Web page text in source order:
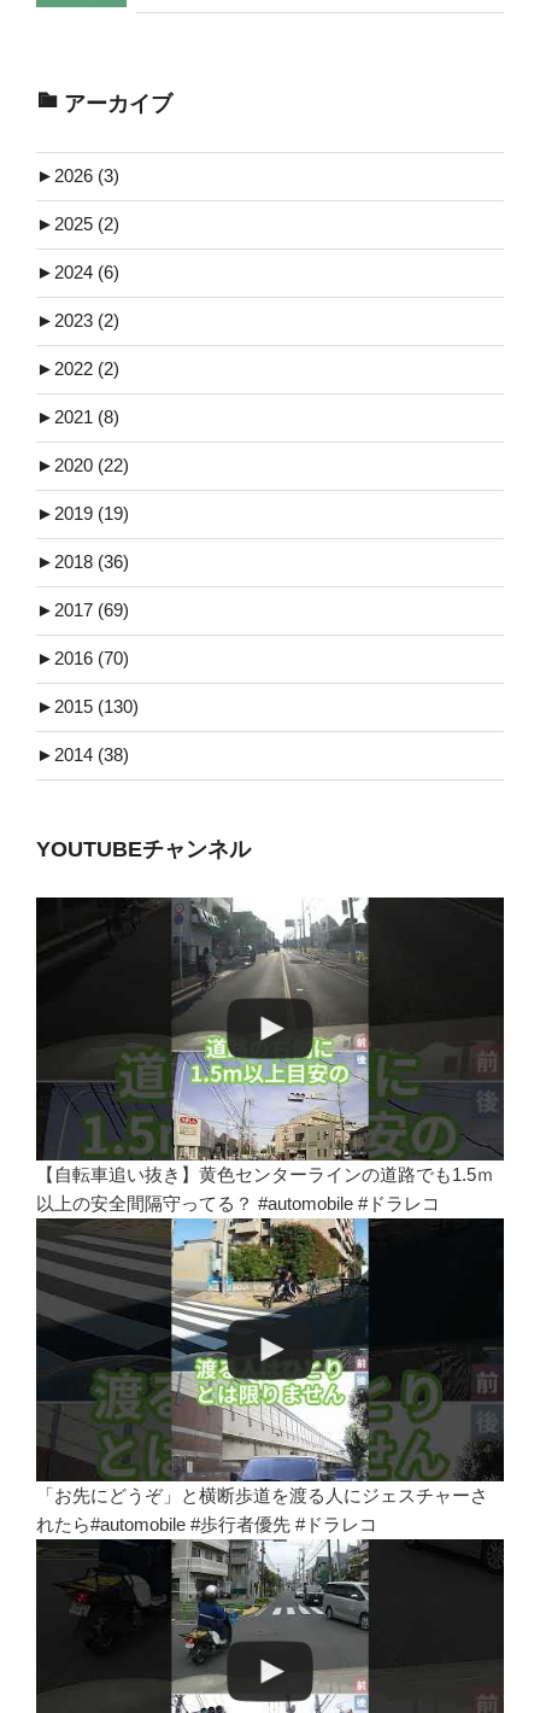
アーカイブ
► 2026 (3)
► 2025 (2)
► 2024 (6)
► 2023 (2)
► 2022 (2)
► 2021 (8)
► 2020 (22)
► 2019 (19)
► 2018 (36)
► 2017 (69)
► 2016 (70)
► 2015 (130)
► 2014 (38)
YOUTUBEチャンネル
【自転車追い抜き】黄色センターラインの道路でも1.5ｍ
以上の安全間隔守ってる？ #automobile #ドラレコ
「お先にどうぞ」と横断歩道を渡る人にジェスチャーさ
れたら#automobile #歩行者優先 #ドラレコ